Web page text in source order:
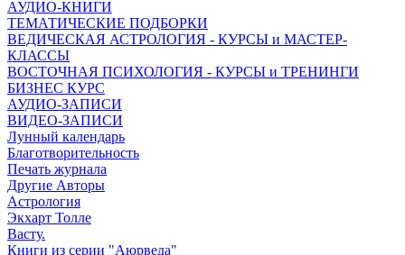
АУДИО-КНИГИ
ТЕМАТИЧЕСКИЕ ПОДБОРКИ
ВЕДИЧЕСКАЯ АСТРОЛОГИЯ - КУРСЫ и МАСТЕР-
КЛАССЫ
ВОСТОЧНАЯ ПСИХОЛОГИЯ - КУРСЫ и ТРЕНИНГИ
БИЗНЕС КУРС
АУДИО-ЗАПИСИ
ВИДЕО-ЗАПИСИ
Лунный календарь
Благотворительность
Печать журнала
Другие Aвторы
Астрология
Экхарт Толле
Васту.
Книги из серии "Аюрведа"